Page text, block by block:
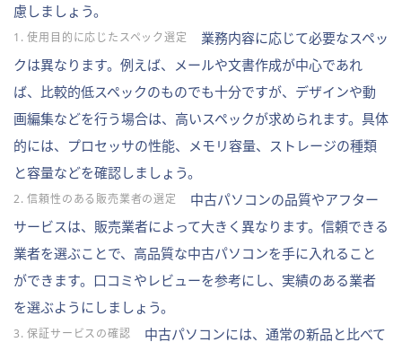
慮しましょう。
1. 使用目的に応じたスペック選定
業務内容に応じて必要なスペッ
クは異なります。例えば、メールや文書作成が中心であれ
ば、比較的低スペックのものでも十分ですが、デザインや動
画編集などを行う場合は、高いスペックが求められます。具体
的には、プロセッサの性能、メモリ容量、ストレージの種類
と容量などを確認しましょう。
2. 信頼性のある販売業者の選定
中古パソコンの品質やアフター
サービスは、販売業者によって大きく異なります。信頼できる
業者を選ぶことで、高品質な中古パソコンを手に入れること
ができます。口コミやレビューを参考にし、実績のある業者
を選ぶようにしましょう。
3. 保証サービスの確認
中古パソコンには、通常の新品と比べて